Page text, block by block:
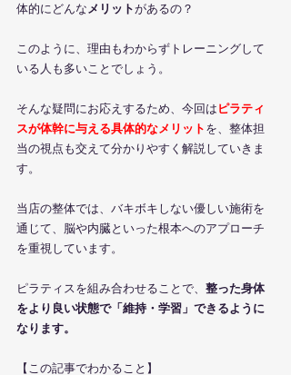
体的にどんな メリットがあるの？
このように、理由もわからずトレーニングして
いる人も多いことでしょう。
そんな疑問にお応えするため、今回は ピラティ
スが体幹に与える具体的なメリット を、整体担
当の視点も交えて分かりやすく解説していきま
す。
当店の整体では、バキボキしない優しい施術を
通じて、脳や内臓といった根本へのアプローチ
を重視しています。
ピラティスを組み合わせることで、 整った身体
をより良い状態で「維持・学習」できるように
なります。
【この記事でわかること】